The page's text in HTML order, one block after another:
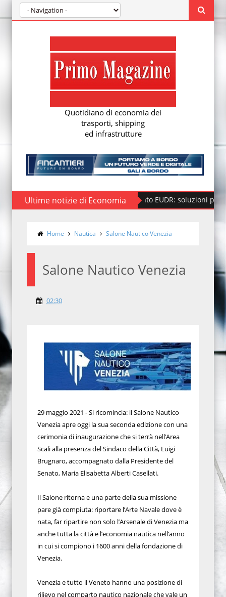
Quotidiano di economia dei
trasporti, shipping
ed infrastrutture
Ultime notizie di EconomiaRegolamento EUDR: soluzioni per la
Home Nautica Salone Nautico Venezia
Salone Nautico Venezia
02:30
29 maggio 2021 - Si ricomincia: il Salone Nautico
Venezia apre oggi la sua seconda edizione con una
cerimonia di inaugurazione che si terrà nell’Area
Scali alla presenza del Sindaco della Città, Luigi
Brugnaro, accompagnato dalla Presidente del
Senato, Maria Elisabetta Alberti Casellati.
Il Salone ritorna e una parte della sua missione
pare già compiuta: riportare l’Arte Navale dove è
nata, far ripartire non solo l’Arsenale di Venezia ma
anche tutta la città e l’economia nautica nell’anno
in cui si compiono i 1600 anni della fondazione di
Venezia.
Venezia e tutto il Veneto hanno una posizione di
rilievo nel comparto nautico nazionale che vale un